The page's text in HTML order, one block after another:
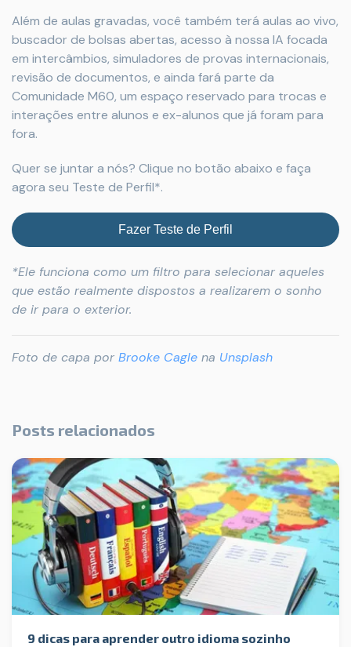
Além de aulas gravadas, você também terá aulas ao vivo,
buscador de bolsas abertas, acesso à nossa IA focada
em intercâmbios, simuladores de provas internacionais,
revisão de documentos, e ainda fará parte da
Comunidade M60, um espaço reservado para trocas e
interações entre alunos e ex-alunos que já foram para
fora.
Quer se juntar a nós? Clique no botão abaixo e faça
agora seu Teste de Perfil*.
Fazer Teste de Perfil
*Ele funciona como um filtro para selecionar aqueles
que estão realmente dispostos a realizarem o sonho
de ir para o exterior.
Foto de capa por Brooke Cagle na Unsplash
Posts relacionados
9 dicas para aprender outro idioma sozinho